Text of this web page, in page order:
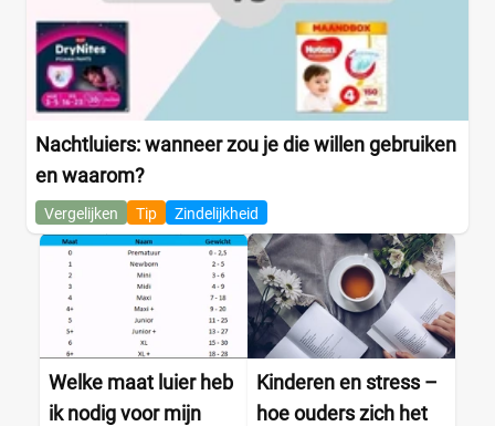
Nachtluiers: wanneer zou je die willen gebruiken
en waarom?
Vergelijken Tip Zindelijkheid
Welke maat luier heb
ik nodig voor mijn
Kinderen en stress –
hoe ouders zich het